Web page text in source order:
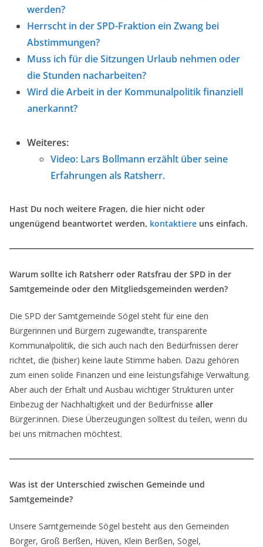
werden?
Herrscht in der SPD-Fraktion ein Zwang bei
Abstimmungen?
Muss ich für die Sitzungen Urlaub nehmen oder
die Stunden nacharbeiten?
Wird die Arbeit in der Kommunalpolitik finanziell
anerkannt?
Weiteres:
Video: Lars Bollmann erzählt über seine
Erfahrungen als Ratsherr.
Hast Du noch weitere Fragen, die hier nicht oder
ungenügend beantwortet werden, kontaktiere uns einfach.
Warum sollte ich Ratsherr oder Ratsfrau der SPD in der
Samtgemeinde oder den Mitgliedsgemeinden werden?
Die SPD der Samtgemeinde Sögel steht für eine den
Bürgerinnen und Bürgern zugewandte, transparente
Kommunalpolitik, die sich auch nach den Bedürfnissen derer
richtet, die (bisher) keine laute Stimme haben. Dazu gehören
zum einen solide Finanzen und eine leistungsfähige Verwaltung.
Aber auch der Erhalt und Ausbau wichtiger Strukturen unter
Einbezug der Nachhaltigkeit und der Bedürfnisse aller
Bürger:innen. Diese Überzeugungen solltest du teilen, wenn du
bei uns mitmachen möchtest.
Was ist der Unterschied zwischen Gemeinde und
Samtgemeinde?
Unsere Samtgemeinde Sögel besteht aus den Gemeinden
Börger, Groß Berßen, Hüven, Klein Berßen, Sögel,